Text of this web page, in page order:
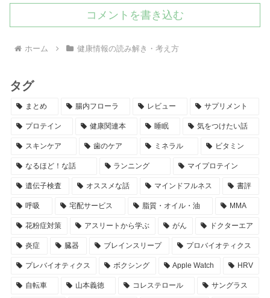
コメントを書き込む
ホーム 健康情報の読み解き・考え方
タグ
まとめ 腸内フローラ レビュー サプリメント
プロテイン 健康関連本 睡眠 気をつけたい話
スキンケア 歯のケア ミネラル ビタミン
なるほど！な話 ランニング マイプロテイン
遺伝子検査 オススメな話 マインドフルネス 書評
呼吸 宅配サービス 脂質・オイル・油 MMA
花粉症対策 アスリートから学ぶ がん ドクターエア
炎症 臓器 ブレインスリープ プロバイオティクス
プレバイオティクス ボクシング Apple Watch HRV
自転車 山本義徳 コレステロール サングラス